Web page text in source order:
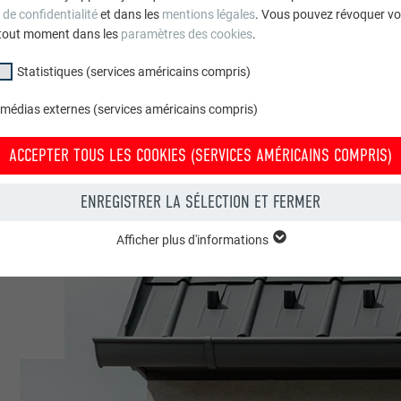
confidentialitéet dans les mentions légales. Vous pouvez révoquer
moment dans les paramètres des cookies.
Statistiques (services américains compris)
externes (services américains compris)
ACCEPTER TOUS LES COOKIES (SERVICES AMÉRICAINS COMPRIS)
ENREGISTRER LA SÉLECTION ET FERMER
le site Internet fonctionne correctement.
PHPSESSID
Afficher les informations relatives aux cookies
AMÉRICAINS COMPRIS)
(services américains compris) » nous aident à comprendre
Afficher plus d'informations